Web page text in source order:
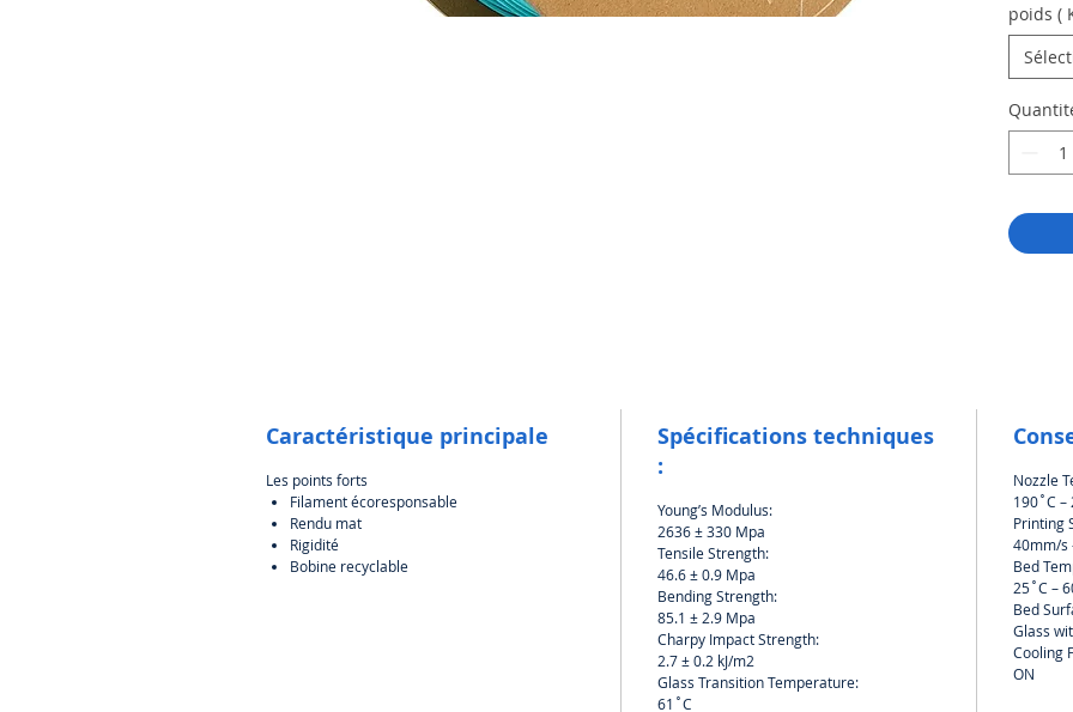
est
recyclé
un
poids (
Caractéristique principale
Les points forts
Filament écoresponsable
Rendu mat
Rigidité
Bobine recyclable
Spécifications techniques
:
Young’s Modulus:
2636 ± 330 Mpa
Tensile Strength:
46.6 ± 0.9 Mpa
Bending Strength:
85.1 ± 2.9 Mpa
Charpy Impact Strength:
2.7 ± 0.2 kJ/m2
Glass Transition Temperature:
61˚C
Nozzle
190˚C –
Printing
40mm/s
Bed
25˚C –
Bed
Glass
Cooling
ON